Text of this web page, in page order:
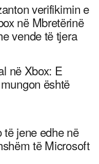
verifikimin e
në Mbretërinë
vende të tjera
në Xbox: E
është
jene edhe në
të Microsoft